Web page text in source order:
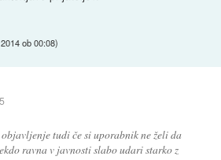
ob 00:08)
tudi če si uporabnik ne želi da
ravna v javnosti slabo udari starko z